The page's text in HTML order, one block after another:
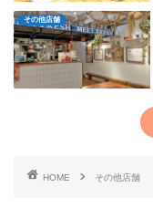
その他店舗
HOME その他店舗